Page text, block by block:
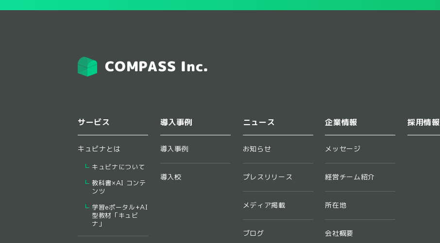
COMPASS Inc.
サービス
キュビナとは
キュビナについて
教科書×AI コンテ
ンツ
学習eポータル+AI
型教材「キュビ
ナ」
導入事例
導入事例
導入校
ニュース
お知らせ
プレスリリース
メディア掲載
ブログ
企業情報
メッセージ
経営チーム紹介
所在地
会社概要
採用情報